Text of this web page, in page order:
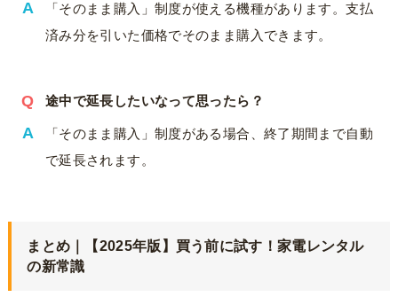
「そのまま購入」制度が使える機種があります。支払
済み分を引いた価格でそのまま購入できます。
途中で延長したいなって思ったら ？
「そのまま購入」制度がある場合、終了期間まで自動
で延長されます。
まとめ｜【2025年版】買う前に試す！家電レンタル
の新常識